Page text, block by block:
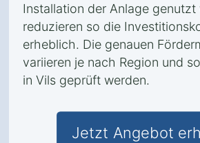
Installation der Anlage genutzt
reduzieren so die
erheblich. Die genauen
variieren je nach Region und
in Vils geprüft werden.
Jetzt Angebot